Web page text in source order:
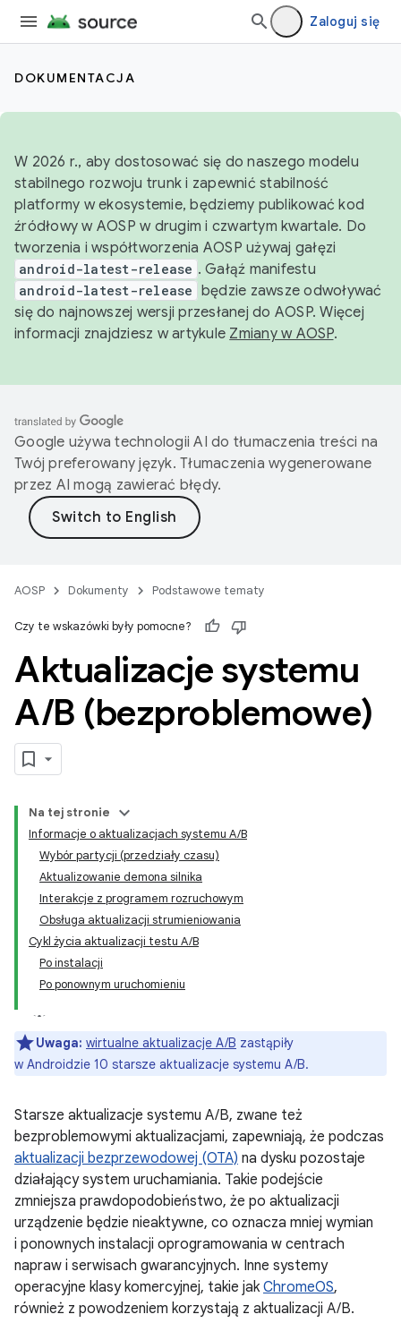
Zaloguj się
DOKUMENTACJA
W 2026 r., aby dostosować się do naszego modelu
stabilnego rozwoju trunk i zapewnić stabilność
platformy w ekosystemie, będziemy publikować kod
źródłowy w AOSP w drugim i czwartym kwartale. Do
tworzenia i współtworzenia AOSP używaj gałęzi
android-latest-release . Gałąź manifestu
android-latest-release będzie zawsze odwoływać
się do najnowszej wersji przesłanej do AOSP. Więcej
informacji znajdziesz w artykule Zmiany w AOSP.
Google używa technologii AI do tłumaczenia treści na
Twój preferowany język. Tłumaczenia wygenerowane
przez AI mogą zawierać błędy.
AOSP Dokumenty Podstawowe tematy
Czy te wskazówki były pomocne?
Aktualizacje systemu
A/B (bezproblemowe)
Na tej stronie
Informacje o aktualizacjach systemu A/B
Wybór partycji (przedziały czasu)
Aktualizowanie demona silnika
Interakcje z programem rozruchowym
Obsługa aktualizacji strumieniowania
Cykl życia aktualizacji testu A/B
Po instalacji
Po ponownym uruchomieniu
Uwaga: wirtualne aktualizacje A/B zastąpiły
w Androidzie 10 starsze aktualizacje systemu A/B.
Starsze aktualizacje systemu A/B, zwane też
bezproblemowymi aktualizacjami, zapewniają, że podczas
aktualizacji bezprzewodowej (OTA) na dysku pozostaje
działający system uruchamiania. Takie podejście
zmniejsza prawdopodobieństwo, że po aktualizacji
urządzenie będzie nieaktywne, co oznacza mniej wymian
i ponownych instalacji oprogramowania w centrach
napraw i serwisach gwarancyjnych. Inne systemy
operacyjne klasy komercyjnej, takie jak ChromeOS,
również z powodzeniem korzystają z aktualizacji A/B.